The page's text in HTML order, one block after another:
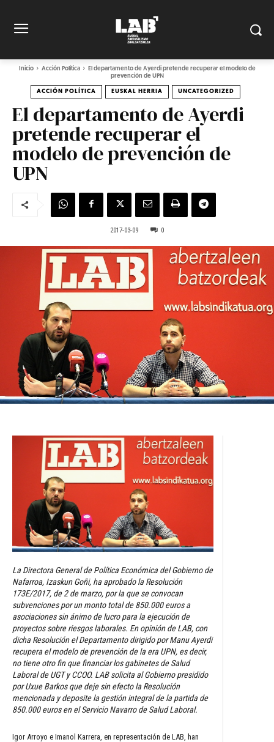
Inicio Acción Política
El departamento de Ayerdi pretende recuperar el modelo de
prevención de UPN
ACCIÓN POLÍTICA EUSKAL HERRIA UNCATEGORIZED
El departamento de Ayerdi
pretende recuperar el
modelo de prevención de
UPN
2017-03-09 0
La Directora General de Política Económica del Gobierno de
Nafarroa, Izaskun Goñi, ha aprobado la Resolución
173E/2017, de 2 de marzo, por la que se convocan
subvenciones por un monto total de 850.000 euros a
asociaciones sin ánimo de lucro para la ejecución de
proyectos sobre riesgos laborales. En opinión de LAB, con
dicha Resolución el Departamento dirigido por Manu Ayerdi
recupera el modelo de prevención de la era UPN, es decir,
no tiene otro fin que financiar los gabinetes de Salud
Laboral de UGT y CCOO. LAB solicita al Gobierno presidido
por Uxue Barkos que deje sin efecto la Resolución
mencionada y deposite la gestión integral de la partida de
850.000 euros en el Servicio Navarro de Salud Laboral.
Igor Arroyo e Imanol Karrera, en representación de LAB, han